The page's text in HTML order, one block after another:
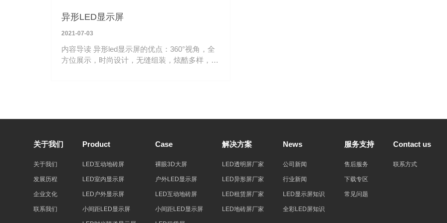
异形LED显示屏
2021-07-03
内容导读 异形led显示屏的优点：360°视角，全
方位展示，时尚设计，无缝组装，炫酷多样，让
关于我们
关于我们
发展历程
企业文化
联系我们
Product
LED互动地砖屏
LED室内显示屏
LED户外显示屏
小间距LED显示屏
Case
裸眼3D大屏
户外LED显示屏
LED互动地砖屏
小间距LED显示屏
解决方案
LED透明屏厂家
LED异形屏厂家
LED租赁屏厂家
LED地砖屏厂家
News
公司新闻
行业新闻
LED显示屏知识
全彩LED屏知识
服务支持
售后服务
下载专区
常见问题
Contact us
联系方式